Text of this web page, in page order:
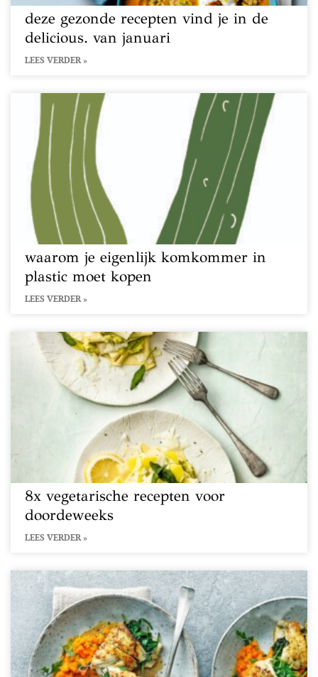
deze gezonde recepten vind je in de
delicious. van januari
LEES VERDER »
waarom je eigenlijk komkommer in
plastic moet kopen
LEES VERDER »
8x vegetarische recepten voor
doordeweeks
LEES VERDER »